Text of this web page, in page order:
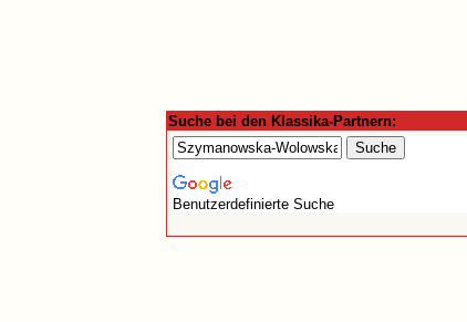
Suche bei den Klassika-Partnern:
Benutzerdefinierte Suche